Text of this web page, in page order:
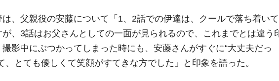
、父親役の安藤について「1、2話での伊達は、クールで落ち着いて
、3話はお父さんとしての一面が見られるので、これまでとは違う
影中にぶつかってしまった時にも、安藤さんがすぐに“大丈夫だっ
、とても優しくて笑顔がすてきな方でした」と印象を語った。